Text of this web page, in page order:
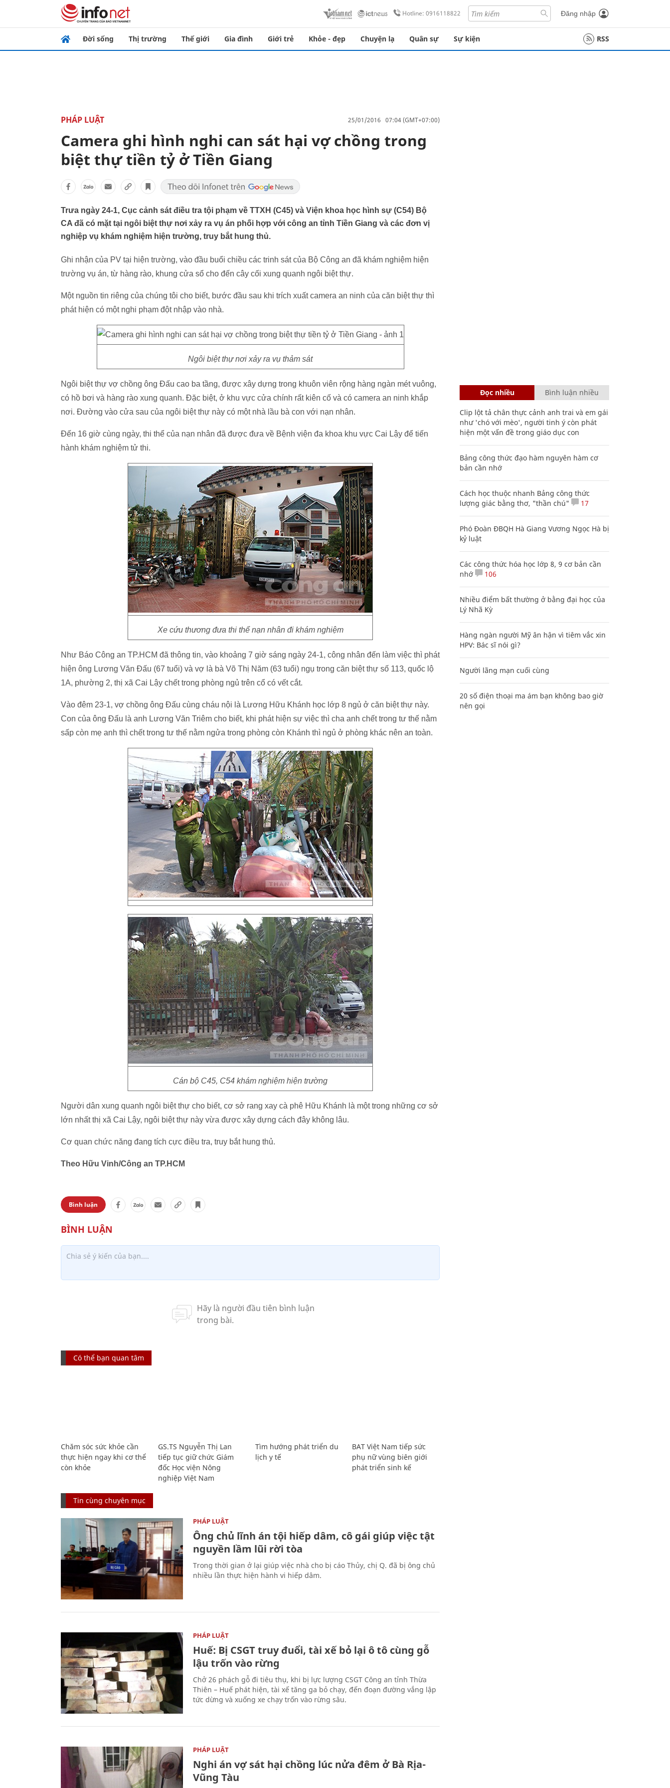
Hotline: 0916118822 Đăng nhập
Đời sống Thị trường Thế giới Gia đình Giới trẻ Khỏe - đẹp Chuyện lạ Quân sự Sự kiện RSS
PHÁP LUẬT 25/01/2016 07:04 (GMT+07:00)
Camera ghi hình nghi can sát hại vợ chồng trong
biệt thự tiền tỷ ở Tiền Giang
Trưa ngày 24-1, Cục cảnh sát điều tra tội phạm về TTXH (C45) và Viện khoa học hình sự (C54) Bộ
CA đã có mặt tại ngôi biệt thự nơi xảy ra vụ án phối hợp với công an tỉnh Tiền Giang và các đơn vị
nghiệp vụ khám nghiệm hiện trường, truy bắt hung thủ.
Ghi nhận của PV tại hiện trường, vào đầu buổi chiều các trinh sát của Bộ Công an đã khám nghiệm hiện
trường vụ án, từ hàng rào, khung cửa sổ cho đến cây cối xung quanh ngôi biệt thự.
Một nguồn tin riêng của chúng tôi cho biết, bước đầu sau khi trích xuất camera an ninh của căn biệt thự thì
phát hiện có một nghi phạm đột nhập vào nhà.
Ngôi biệt thự nơi xảy ra vụ thảm sát
Ngôi biệt thự vợ chồng ông Đấu cao ba tầng, được xây dựng trong khuôn viên rộng hàng ngàn mét vuông,
có hồ bơi và hàng rào xung quanh. Đặc biệt, ở khu vực cửa chính rất kiên cố và có camera an ninh khắp
nơi. Đường vào cửa sau của ngôi biệt thự này có một nhà lầu bà con với nạn nhân.
Đến 16 giờ cùng ngày, thi thể của nạn nhân đã được đưa về Bệnh viện đa khoa khu vực Cai Lậy để tiến
hành khám nghiệm tử thi.
Xe cứu thương đưa thi thể nạn nhân đi khám nghiệm
Như Báo Công an TP.HCM đã thông tin, vào khoảng 7 giờ sáng ngày 24-1, công nhân đến làm việc thì phát
hiện ông Lương Văn Đấu (67 tuổi) và vợ là bà Võ Thị Năm (63 tuổi) ngụ trong căn biệt thự số 113, quốc lộ
1A, phường 2, thị xã Cai Lậy chết trong phòng ngủ trên cổ có vết cắt.
Vào đêm 23-1, vợ chồng ông Đấu cùng cháu nội là Lương Hữu Khánh học lớp 8 ngủ ở căn biệt thự này.
Con của ông Đấu là anh Lương Văn Triêm cho biết, khi phát hiện sự việc thì cha anh chết trong tư thế nằm
sấp còn mẹ anh thì chết trong tư thế nằm ngửa trong phòng còn Khánh thì ngủ ở phòng khác nên an toàn.
Cán bộ C45, C54 khám nghiệm hiện trường
Người dân xung quanh ngôi biệt thự cho biết, cơ sở rang xay cà phê Hữu Khánh là một trong những cơ sở
lớn nhất thị xã Cai Lậy, ngôi biệt thự này vừa được xây dựng cách đây không lâu.
Cơ quan chức năng đang tích cực điều tra, truy bắt hung thủ.
Theo Hữu Vinh/Công an TP.HCM
Bình luận
Có thể bạn quan tâm
Chăm sóc sức khỏe cần
thực hiện ngay khi cơ thể
còn khỏe
GS.TS Nguyễn Thị Lan
tiếp tục giữ chức Giám
đốc Học viện Nông
nghiệp Việt Nam
Tìm hướng phát triển du
lịch y tế
BAT Việt Nam tiếp sức
phụ nữ vùng biên giới
phát triển sinh kế
Tin cùng chuyên mục
PHÁP LUẬT
Ông chủ lĩnh án tội hiếp dâm, cô gái giúp việc tật
nguyền lầm lũi rời tòa
Trong thời gian ở lại giúp việc nhà cho bị cáo Thủy, chị Q. đã bị ông chủ
nhiều lần thực hiện hành vi hiếp dâm.
PHÁP LUẬT
Huế: Bị CSGT truy đuổi, tài xế bỏ lại ô tô cùng gỗ
lậu trốn vào rừng
Chở 26 phách gỗ đi tiêu thụ, khi bị lực lượng CSGT Công an tỉnh Thừa
Thiên – Huế phát hiện, tài xế tăng ga bỏ chạy, đến đoạn đường vắng lập
tức dừng và xuống xe chạy trốn vào rừng sâu.
PHÁP LUẬT
Nghi án vợ sát hại chồng lúc nửa đêm ở Bà Rịa-
Vũng Tàu
Đọc nhiều Bình luận nhiều
Clip lột tả chân thực cảnh anh trai và em gái
như 'chó với mèo', người tinh ý còn phát
hiện một vấn đề trong giáo dục con
Bảng công thức đạo hàm nguyên hàm cơ
bản cần nhớ
Cách học thuộc nhanh Bảng công thức
lượng giác bằng thơ, "thần chú"
17
Phó Đoàn ĐBQH Hà Giang Vương Ngọc Hà bị
kỷ luật
Các công thức hóa học lớp 8, 9 cơ bản cần
nhớ
106
Nhiều điểm bất thường ở bằng đại học của
Lý Nhã Kỳ
Hàng ngàn người Mỹ ân hận vì tiêm vắc xin
HPV: Bác sĩ nói gì?
Người lãng mạn cuối cùng
20 số điện thoại ma ám bạn không bao giờ
nên gọi